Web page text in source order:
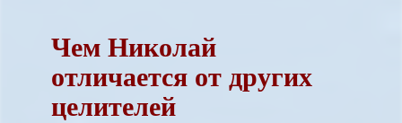
Чем Николай
отличается от других
целителей